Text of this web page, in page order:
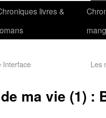
livres &
Interface Les
ma vie (1) :